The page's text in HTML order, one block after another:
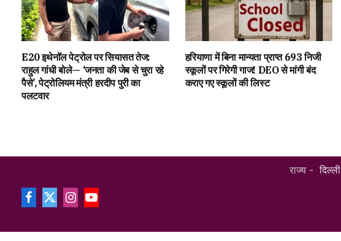
E20 इथेनॉल पेट्रोल पर सियासत तेज:
राहुल गांधी बोले— ‘जनता की जेब से चुरा रहे
पैसे’, पेट्रोलियम मंत्री हरदीप पुरी का
पलटवार
हरियाणा में बिना मान्यता प्राप्त 693 निजी
स्कूलों पर गिरेगी गाज! DEO से मांगी बंद
कराए गए स्कूलों की लिस्ट
Facebook
X
InstagramYouTube
राज्य -दिल्ली